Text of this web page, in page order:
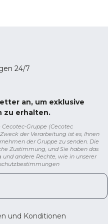
24/7
an, um exklusive
zu erhalten.
Gruppe (Cecotec
der Verarbeitung ist es, Ihnen
der Gruppe zu senden. Die
Zustimmung, und Sie haben das
andere Rechte, wie in unserer
und Konditionen